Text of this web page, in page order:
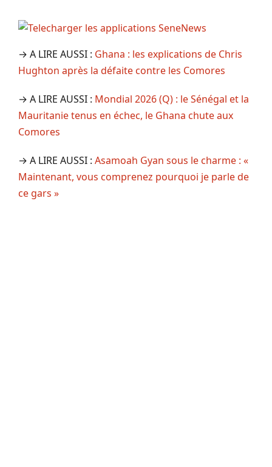
→ A LIRE AUSSI : Ghana : les explications de Chris
Hughton après la défaite contre les Comores
→ A LIRE AUSSI : Mondial 2026 (Q) : le Sénégal et la
Mauritanie tenus en échec, le Ghana chute aux
Comores
→ A LIRE AUSSI : Asamoah Gyan sous le charme : «
Maintenant, vous comprenez pourquoi je parle de
ce gars »